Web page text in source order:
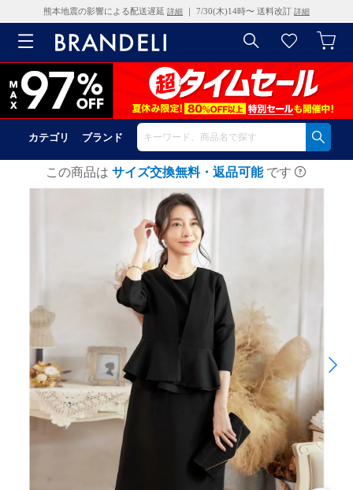
熊本地震の影響による配送遅延 詳細 ｜ 7/30(木)14時〜 送料改訂 詳細
カテゴリ ブランド
この商品は サイズ交換無料・返品可能 です